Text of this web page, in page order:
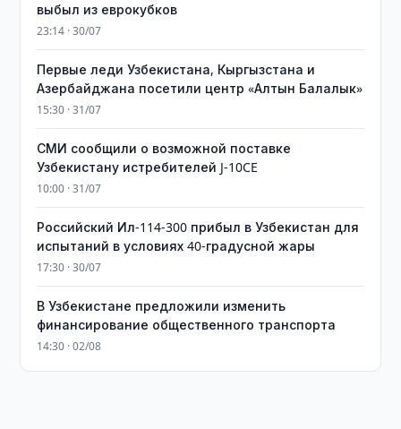
выбыл из еврокубков
23:14 · 30/07
Первые леди Узбекистана, Кыргызстана и
Азербайджана посетили центр «Алтын Балалык»
15:30 · 31/07
СМИ сообщили о возможной поставке
Узбекистану истребителей J-10CE
10:00 · 31/07
Российский Ил-114-300 прибыл в Узбекистан для
испытаний в условиях 40-градусной жары
17:30 · 30/07
В Узбекистане предложили изменить
финансирование общественного транспорта
14:30 · 02/08